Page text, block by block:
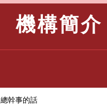
機構簡介
總幹事的話